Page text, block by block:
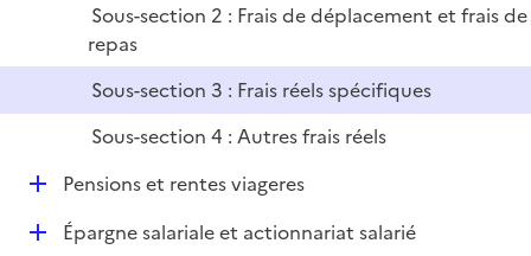
e
r
Sous-section 2 : Frais de déplacement et frais de
repas
Sous-section 3 : Frais réels spécifiques
Sous-section 4 : Autres frais réels
DPensions et rentes viageres
DÉpargne salariale et actionnariat salarié